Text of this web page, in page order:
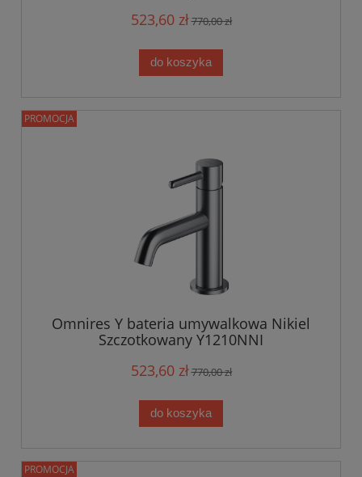
523,60 zł770,00 zł
do koszyka
Omnires Y bateria umywalkowa Nikiel
Szczotkowany Y1210NNI
523,60 zł770,00 zł
do koszyka
PROMOCJA
PROMOCJA